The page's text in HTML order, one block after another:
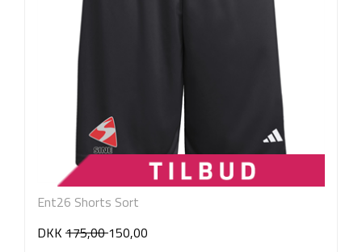
Ent26 Shorts Sort
DKK 175,00150,00